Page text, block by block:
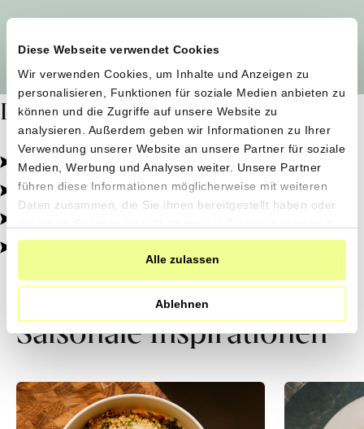
Diese Webseite verwendet Cookies
Wir verwenden Cookies, um Inhalte und Anzeigen zu
personalisieren, Funktionen für soziale Medien anbieten zu
können und die Zugriffe auf unsere Website zu
analysieren. Außerdem geben wir Informationen zu Ihrer
Verwendung unserer Website an unsere Partner für soziale
Medien, Werbung und Analysen weiter. Unsere Partner
führen diese Informationen möglicherweise mit weiteren
Daten zusammen, die Sie ihnen bereitgestellt haben oder
haben.
Alle zulassen
Ablehnen
Dafür stehen wir
Pestizidfrei angebaut, schonend verarbeitet.
Natürliche Zutaten, echter Geschmack.
Von kleinen Höfen, direkt zu dir.
100% transparent, 0% Zusatzstoffe.
Saisonale Inspirationen